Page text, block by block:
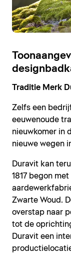
Traditie Merk
Zelfs een
eeuwenoude
nieuwkomer in
nieuwe wegen
Duravit kan
1817 begon
Zwarte Woud.
overstap naar
tot de
Duravit een